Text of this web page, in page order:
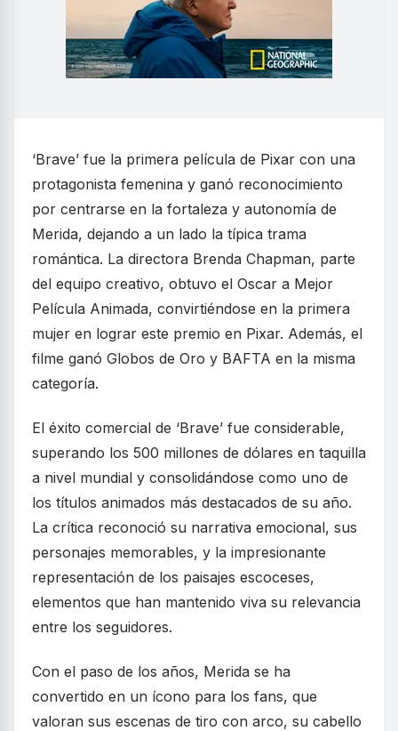
‘Brave’ fue la primera película de Pixar con una
protagonista femenina y ganó reconocimiento
por centrarse en la fortaleza y autonomía de
Merida, dejando a un lado la típica trama
romántica. La directora Brenda Chapman, parte
del equipo creativo, obtuvo el Oscar a Mejor
Película Animada, convirtiéndose en la primera
mujer en lograr este premio en Pixar. Además, el
filme ganó Globos de Oro y BAFTA en la misma
categoría.
El éxito comercial de ‘Brave’ fue considerable,
superando los 500 millones de dólares en taquilla
a nivel mundial y consolidándose como uno de
los títulos animados más destacados de su año.
La crítica reconoció su narrativa emocional, sus
personajes memorables, y la impresionante
representación de los paisajes escoceses,
elementos que han mantenido viva su relevancia
entre los seguidores.
Con el paso de los años, Merida se ha
convertido en un ícono para los fans, que
valoran sus escenas de tiro con arco, su cabello